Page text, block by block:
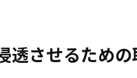
透させるため